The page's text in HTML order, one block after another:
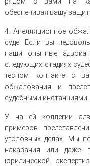
обеспечивая вашу
4. Апелляционное
суде: Если вы
наши опытные
следующих стадиях
тесном контакте с
обжалования и
судебными инстанциями.
У нашей коллегии
примеров
уголовных делах. Мы
наказания или даже
юридической